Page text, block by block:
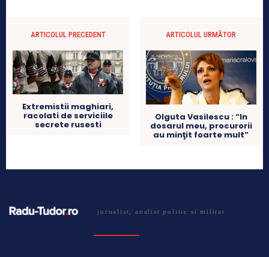
ARTICOLUL PRECEDENT
Extremistii maghiari,
racolati de serviciile
secrete rusesti
ARTICOLUL URMĂTOR
Olguta Vasilescu : “In
dosarul meu, procurorii
au minţit foarte mult”
jurnalist, analist politic si militar